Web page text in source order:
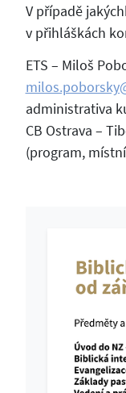
V případě
v přihláškách
ETS – Miloš
administrativa
CB Ostrava –
(program,